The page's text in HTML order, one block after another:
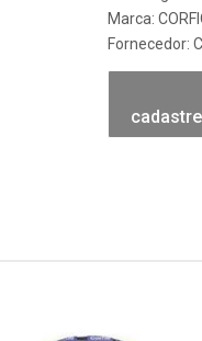
Marca:
Fornecedor: